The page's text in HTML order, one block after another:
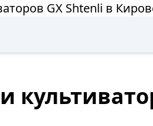
GX Shtenli в